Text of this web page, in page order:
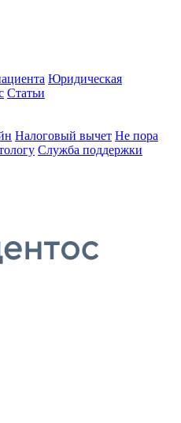
Юридическая
Статьи
Налоговый вычет Не пора
Служба поддержки